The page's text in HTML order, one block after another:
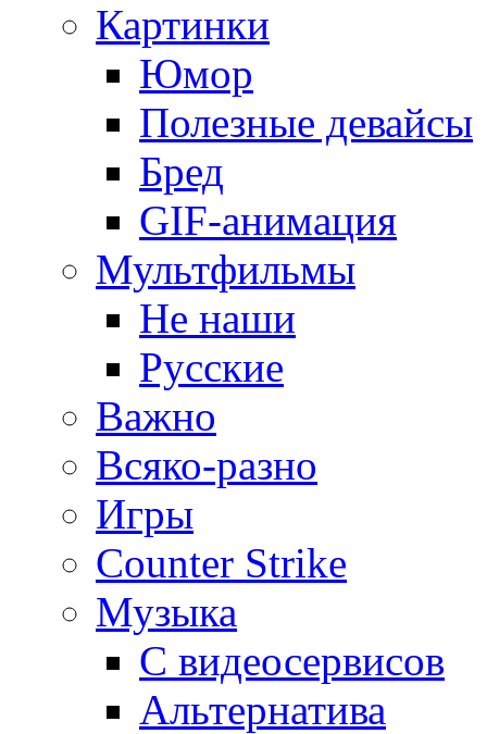
Картинки
Юмор
Полезные девайсы
Бред
GIF-анимация
Мультфильмы
Не наши
Русские
Важно
Всяко-разно
Игры
Counter Strike
Музыка
С видеосервисов
Альтернатива